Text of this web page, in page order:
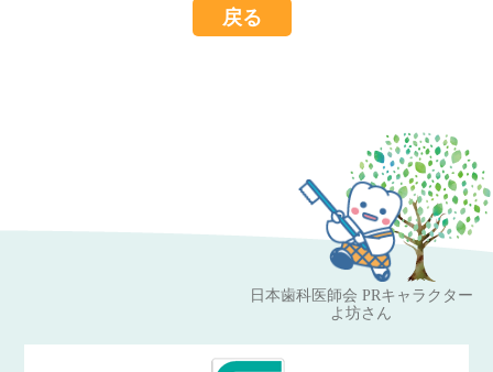
戻る
日本歯科医師会 PRキャラクター
よ坊さん